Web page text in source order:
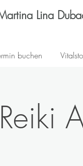
Lina
buchen
Reiki